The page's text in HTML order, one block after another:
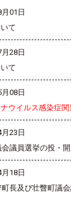
01日
て
28日
て
08日
ウイルス感染症関
23日
議員選挙の投・
18日
長及び壮瞥町議